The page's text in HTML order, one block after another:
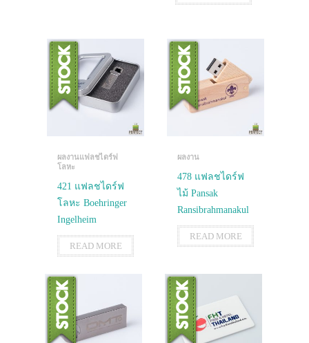
ผลงานแฟลชไดร์ฟ
โลหะ
421 แฟลชไดร์ฟ
โลหะ Boehringer
Ingelheim
READ MORE
ผลงาน
478 แฟลชไดร์ฟ
ไม้ Pansak
Ransibrahmanakul
READ MORE